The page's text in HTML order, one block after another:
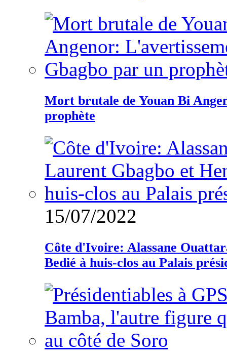
Mort brutale de Youan Bi
prophète
15/07/2022
Côte d'Ivoire: Alassane
Bedié à huis-clos au Palais